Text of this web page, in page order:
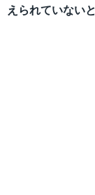
えられていない